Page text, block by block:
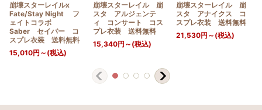
崩壊スターレイルx
Fate/Stay Night フ
ェイトコラボ
Saber セイバー コ
スプレ衣装 送料無料
15,010円 ～ (税込)
崩壊スターレイル 崩
スタ アルジェンテ
ィ コンサート コス
プレ衣装 送料無料
15,340円 ～ (税込)
崩壊スターレイル 崩
スタ アナイクス コ
スプレ衣装 送料無料
21,530円 ～ (税込)